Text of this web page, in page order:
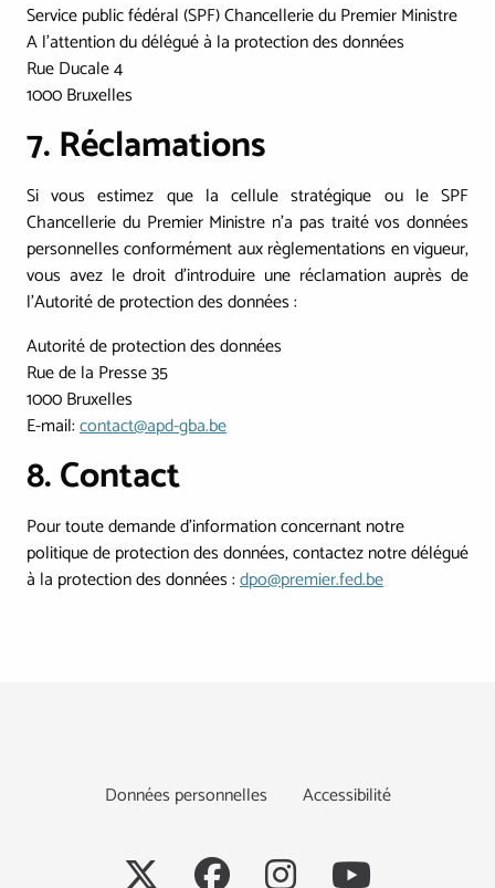
Service public fédéral (SPF) Chancellerie du Premier Ministre
A l'attention du délégué à la protection des données
Rue Ducale 4
1000 Bruxelles
7. Réclamations
Si vous estimez que la cellule stratégique ou le SPF
Chancellerie du Premier Ministre n’a pas traité vos données
personnelles conformément aux règlementations en vigueur,
vous avez le droit d’introduire une réclamation auprès de
l'Autorité de protection des données :
Autorité de protection des données
Rue de la Presse 35
1000 Bruxelles
E-mail:contact@apd-gba.be
8. Contact
Pour toute demande d’information concernant notre
politique de protection des données, contactez notre délégué
à la protection des données :dpo@premier.fed.be
Données personnelles Accessibilité